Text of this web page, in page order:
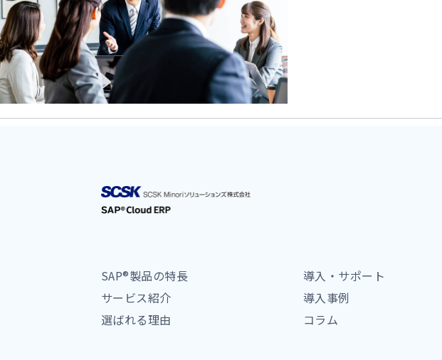
SAP®製品の特長
サービス紹介
選ばれる理由
導入・サポート
導入事例
コラム